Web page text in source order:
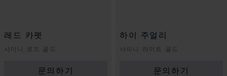
레드 카펫
샤이니 로즈 골드
문의하기
하이 주얼리
샤이니 라이트 골드
문의하기